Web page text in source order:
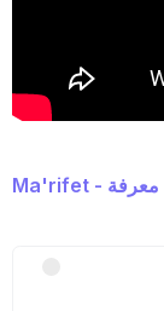
Ma'rifet - معرفة